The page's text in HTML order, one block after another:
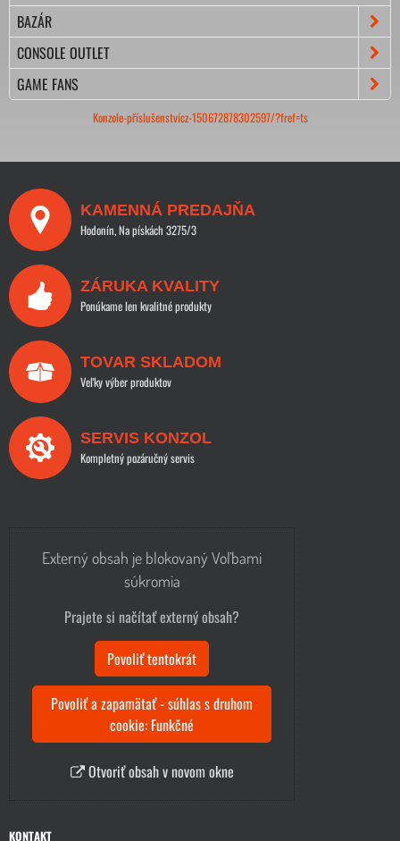
BAZÁR
CONSOLE OUTLET
GAME FANS
Konzole-příslušenstvícz-150672878302597/?fref=ts
KAMENNÁ PREDAJŇA
Hodonín, Na pískách 3275/3
ZÁRUKA KVALITY
Ponúkame len kvalitné produkty
TOVAR SKLADOM
Veľky výber produktov
SERVIS KONZOL
Kompletný pozáručný servis
Externý obsah je blokovaný Voľbami
súkromia
Prajete si načítať externý obsah?
Povoliť tentokrát
Povoliť a zapamätať - súhlas s druhom
cookie: Funkčné
Otvoriť obsah v novom okne
KONTAKT